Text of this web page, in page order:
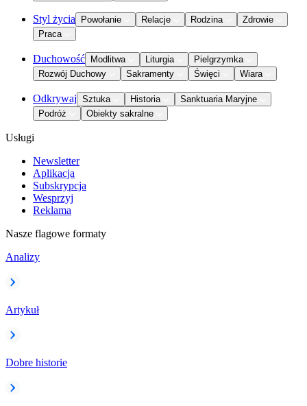
Styl życia Powołanie Relacje Rodzina
Zdrowie
Praca
Duchowość Modlitwa Liturgia
Pielgrzymka
Rozwój Duchowy
Sakramenty Święci Wiara
Odkrywaj Sztuka Historia
Sanktuaria Maryjne
Podróż
Obiekty sakralne
Usługi
Newsletter
Aplikacja
Subskrypcja
Wesprzyj
Reklama
Nasze flagowe formaty
Analizy
Artykuł
Dobre historie